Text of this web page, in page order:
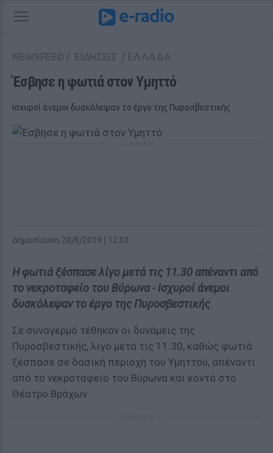
Έσβησε η φωτιά στον Υμηττό
Ισχυροί άνεμοι δυσκόλεψαν το έργο της Πυροσβεστικής
Δημοσίευση 28/8/2019 | 12:03
Η φωτιά ξέσπασε λίγο μετά τις 11.30 απέναντι από
το νεκροταφείο του Βύρωνα - Ισχυροί άνεμοι
δυσκόλεψαν το έργο της Πυροσβεστικής
Σε συναγερμό τέθηκαν οι δυνάμεις της
Πυροσβεστικής, λίγο μετά τις 11.30, καθώς φωτιά
ξέσπασε σε δασική περιοχή του Υμηττού, απέναντι
από το νεκροταφείο του Βύρωνα και κοντά στο
Θέατρο Βράχων.